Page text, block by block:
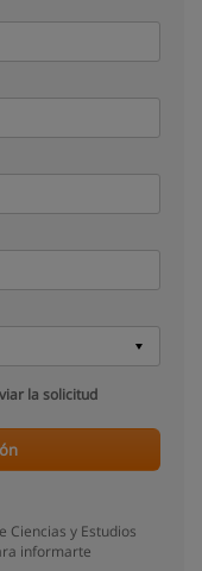
la solicitud
Ciencias y Estudios
informarte